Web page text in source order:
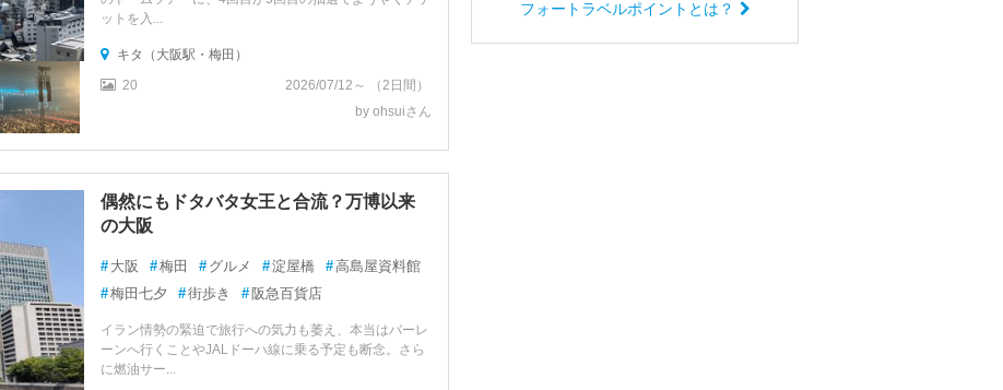
ットを入...
キタ（大阪駅・梅田）
20
2026/07/12～ （2日間）
by ohsuiさん
偶然にもドタバタ女王と合流？万博以来
の大阪
# 大阪 #梅田 # グルメ #淀屋橋 #高島屋資料館
#梅田七夕 #街歩き # 阪急百貨店
イラン情勢の緊迫で旅行への気力も萎え、本当はバーレ
ーンへ行くことやJALドーハ線に乗る予定も断念。さら
に燃油サー...
フォートラベルポイントとは？